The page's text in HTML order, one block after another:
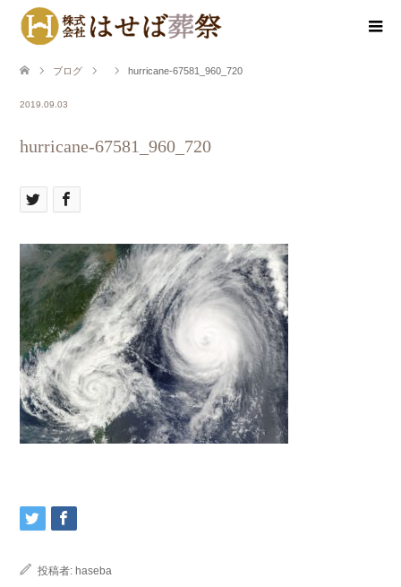
ブログ hurricane-67581_960_720
2019.09.03
hurricane-67581_960_720
投稿者: haseba